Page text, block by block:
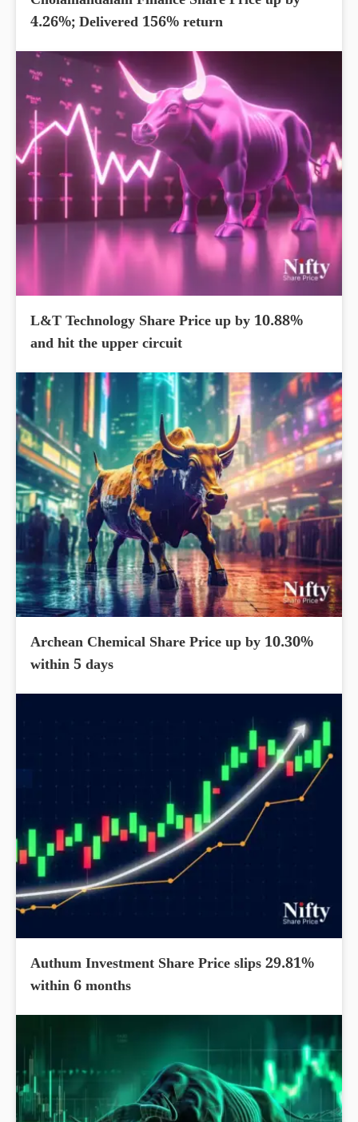
4.26%; Delivered 156% return
L&T Technology Share Price up by 10.88%
and hit the upper circuit
Archean Chemical Share Price up by 10.30%
within 5 days
Authum Investment Share Price slips 29.81%
within 6 months